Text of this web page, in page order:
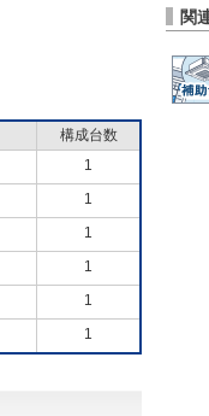
構成台数
1
1
1
1
1
1
関